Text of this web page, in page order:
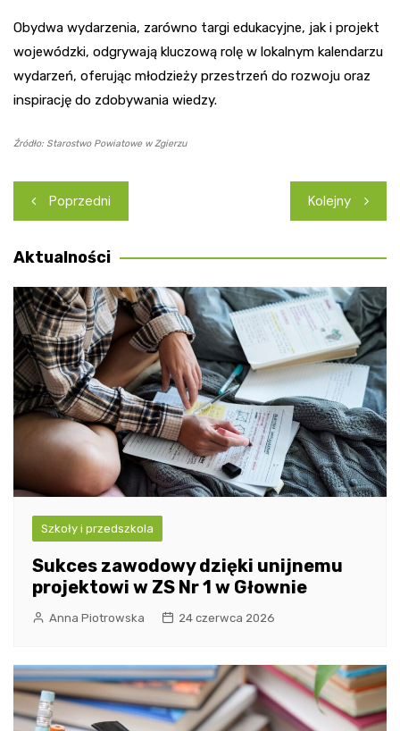
Obydwa wydarzenia, zarówno targi edukacyjne, jak i projekt
wojewódzki, odgrywają kluczową rolę w lokalnym kalendarzu
wydarzeń, oferując młodzieży przestrzeń do rozwoju oraz
inspirację do zdobywania wiedzy.
Źródło: Starostwo Powiatowe w Zgierzu
Nawigacja
wpisu
Poprzedni Kolejny
Aktualności
Szkoły i przedszkola
Sukces zawodowy dzięki unijnemu
projektowi w ZS Nr 1 w Głownie
Anna Piotrowska 24 czerwca 2026